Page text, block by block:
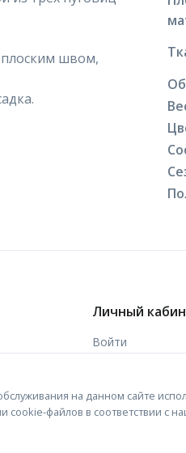
плоским швом,
Личный
Войти
на данном сайте
cookie-файлов в соответствии с